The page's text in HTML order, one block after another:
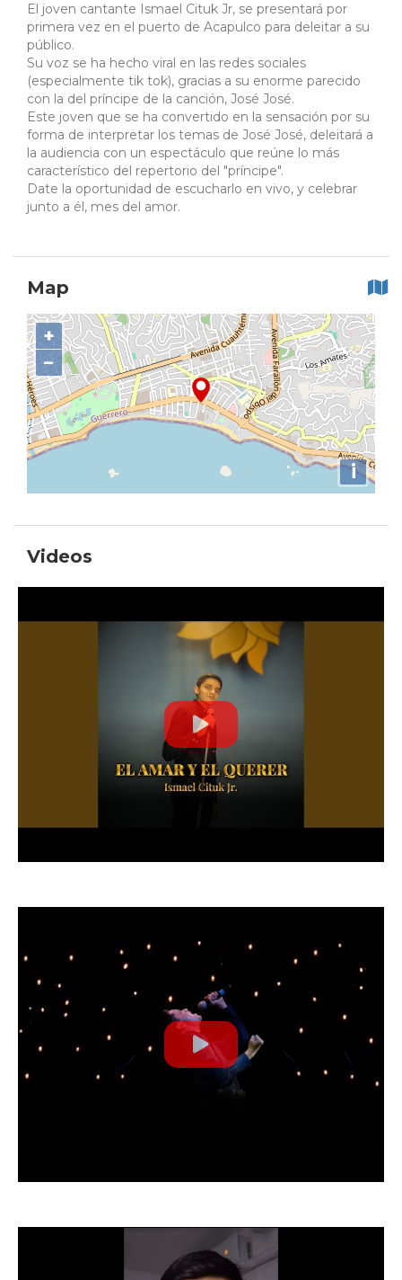
El joven cantante Ismael Cituk Jr, se presentará por
primera vez en el puerto de Acapulco para deleitar a su
público.
Su voz se ha hecho viral en las redes sociales
(especialmente tik tok), gracias a su enorme parecido
con la del príncipe de la canción, José José.
Este joven que se ha convertido en la sensación por su
forma de interpretar los temas de José José, deleitará a
la audiencia con un espectáculo que reúne lo más
característico del repertorio del "príncipe".
Date la oportunidad de escucharlo en vivo, y celebrar
junto a él, mes del amor.
Map
+
−
i
Videos